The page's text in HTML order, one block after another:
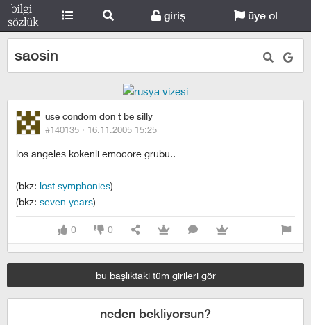
giriş üye ol
saosin
use condom don t be silly
#140135 · 16.11.2005 15:25
los angeles kokenli emocore grubu..
(bkz: lost symphonies)
(bkz: seven years)
0 0
bu başlıktaki tüm girileri gör
neden bekliyorsun?